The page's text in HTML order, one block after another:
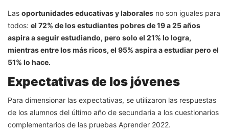
Las oportunidades educativas y laborales no son iguales para
todos: el 72% de los estudiantes pobres de 19 a 25 años
aspira a seguir estudiando, pero solo el 21% lo logra,
mientras entre los más ricos, el 95% aspira a estudiar pero el
51% lo hace.
Expectativas de los jóvenes
Para dimensionar las expectativas, se utilizaron las respuestas
de los alumnos del último año de secundaria a los cuestionarios
complementarios de las pruebas Aprender 2022.